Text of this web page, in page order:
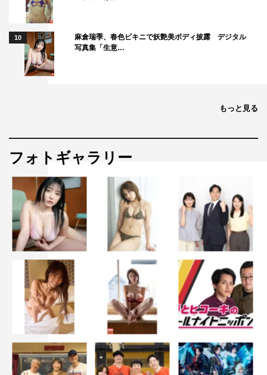
また、ドラマ内で見せる美己の変化については「原作でも
美己の成長ってすごく見えると思うんですけど、ドラマで
も成長がようやく見え始めてきたというか。相手のことま
で考えられるようになって、ワガママ言わずに松永さんを
仕事に送り出すシーンも美己が強くなっていく感じが見え
松永さんも1人で抱え込むんじゃなくて、美己と共有して
じていました」としみじみ。
11話の見どころについては「10話のラストでようやく2人
の思いがちゃんと形になったのに、11話では別のもどかし
さが生まれて…2人は両想いなのに、それを隠さなきゃい
けない。この不思議な関係性の見え方が、逆にすごくかわ
いいなと思っています。また、松永さんのお仕事シーンが
たくさんあるので、かっこいい松永さんのスーツ姿も拝め
ます！」とアピール。
10
麻倉瑞季、春色ビキニで妖艶美ボディ披露 デジタル
写真集「生意…
もっと見る
フォトギャラリー